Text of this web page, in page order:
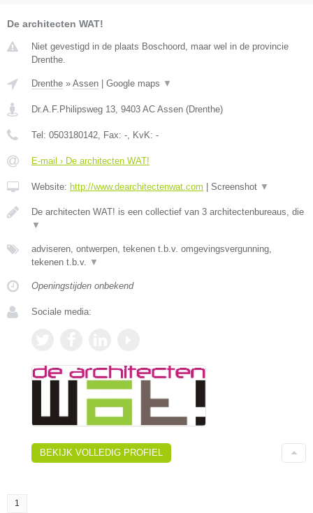
De architecten WAT!
Niet gevestigd in de plaats Boschoord, maar wel in de provincie
Drenthe.
Drenthe » Assen Google maps ▼
Dr.A.F.Philipsweg 13 9403 AC Assen (Drenthe)
Tel: 0503180142 , Fax: - , KvK: -
E-mail › De architecten WAT!
Website: http://www.dearchitectenwat.com Screenshot ▼
De architecten WAT! is een collectief van 3 architectenbureaus, die
▼
adviseren, ontwerpen, tekenen t.b.v. omgevingsvergunning,
tekenen t.b.v.
▼
Openingstijden onbekend
Sociale media:
BEKIJK VOLLEDIG PROFIEL
1